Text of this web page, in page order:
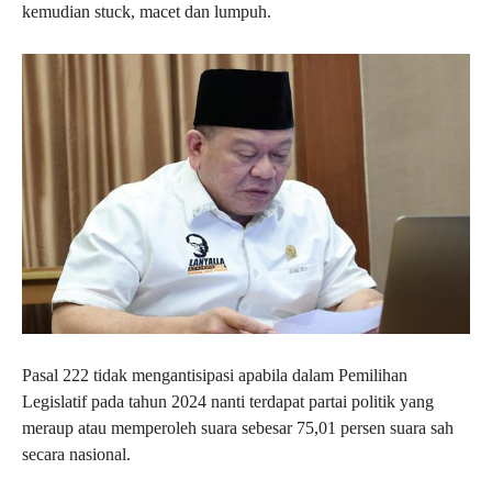
kemudian stuck, macet dan lumpuh.
Pasal 222 tidak mengantisipasi apabila dalam Pemilihan
Legislatif pada tahun 2024 nanti terdapat partai politik yang
meraup atau memperoleh suara sebesar 75,01 persen suara sah
secara nasional.